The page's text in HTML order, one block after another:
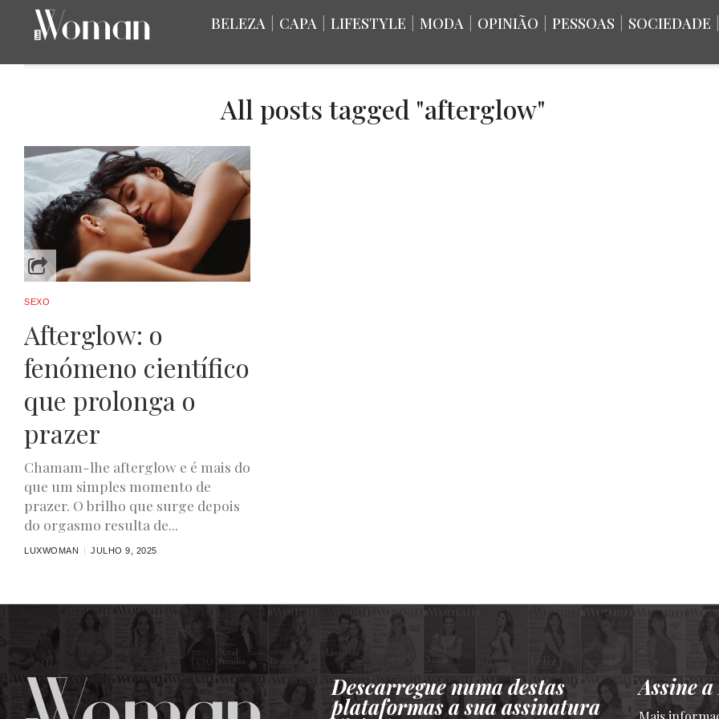
BELEZA CAPA LIFESTYLE MODA OPINIÃO PESSOAS SOCIEDADE
All posts tagged "afterglow"
SEXO
Afterglow: o
fenómeno científico
que prolonga o
prazer
Chamam-lhe afterglow e é mais do
que um simples momento de
prazer. O brilho que surge depois
do orgasmo resulta de...
LUXWOMAN JULHO 9, 2025
Descarregue numa destas
plataformas a sua assinatura
Assine